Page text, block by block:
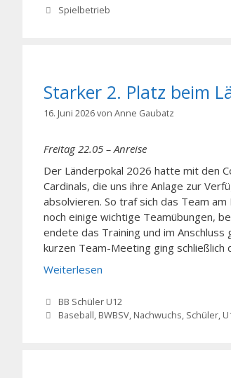
Kategorien
Spielbetrieb
Starker 2. Platz beim
16. Juni 2026von Anne Gaubatz
Freitag 22.05 – Anreise
Der Länderpokal 2026 hatte mit den
Cardinals, die uns ihre Anlage zur
absolvieren. So traf sich das Team
noch einige wichtige Teamübungen,
endete das Training und im
kurzen Team-Meeting ging schließlich
Weiterlesen
Kategorien
BB Schüler U12
Schlagwörter
Baseball, BWBSV, Nachwuchs, Schüler,